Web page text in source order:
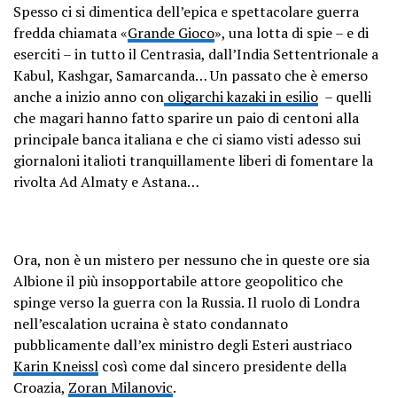
Spesso ci si dimentica dell’epica e spettacolare guerra
fredda chiamata «Grande Gioco», una lotta di spie – e di
eserciti – in tutto il Centrasia, dall’India Settentrionale a
Kabul, Kashgar, Samarcanda… Un passato che è emerso
anche a inizio anno con oligarchi kazaki in esilio – quelli
che magari hanno fatto sparire un paio di centoni alla
principale banca italiana e che ci siamo visti adesso sui
giornaloni italioti tranquillamente liberi di fomentare la
rivolta Ad Almaty e Astana…
Ora, non è un mistero per nessuno che in queste ore sia
Albione il più insopportabile attore geopolitico che
spinge verso la guerra con la Russia. Il ruolo di Londra
nell’escalation ucraina è stato condannato
pubblicamente dall’ex ministro degli Esteri austriaco
Karin Kneissl così come dal sincero presidente della
Croazia, Zoran Milanovic.